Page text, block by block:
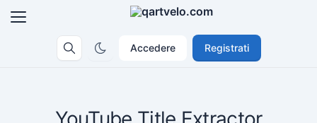
Accedere Registrati